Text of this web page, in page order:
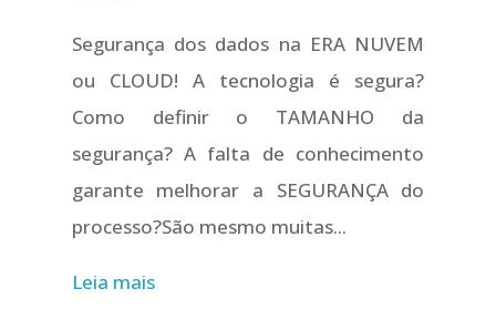
Segurança dos dados na ERA NUVEM
ou CLOUD! A tecnologia é segura?
Como definir o TAMANHO da
segurança? A falta de conhecimento
garante melhorar a SEGURANÇA do
processo?São mesmo muitas...
Leia mais